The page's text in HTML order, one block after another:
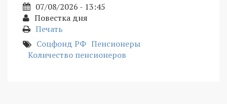
07/08/2026 - 13:45
Повестка дня
Печать
Соцфонд РФ Пенсионеры
Количество пенсионеров